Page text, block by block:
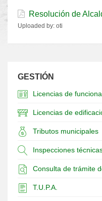
Resolución de
Uploaded by: oti
GESTIÓN
Licencias de
Licencias de
Tributos municipales
Inspecciones
Consulta de trámite
T.U.P.A.